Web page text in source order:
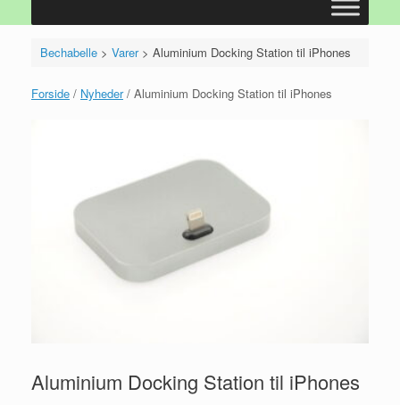
Bechabelle> Varer> Aluminium Docking Station til iPhones
Forside / Nyheder/ Aluminium Docking Station til iPhones
Aluminium Docking Station til iPhones